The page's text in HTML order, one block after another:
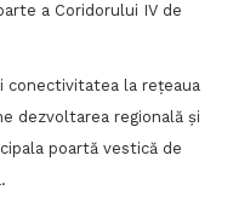
a Coridorului IV de
conectivitatea la rețeaua
dezvoltarea regională și
poartă vestică de